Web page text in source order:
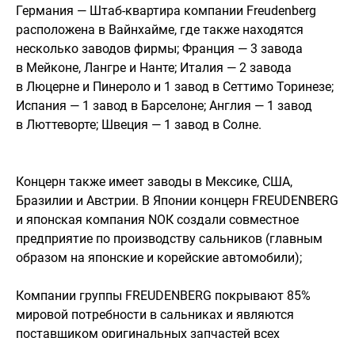
Германия — Штаб-квартира компании Freudenberg
расположена в Вайнхайме, где также находятся
несколько заводов фирмы; Франция — 3 завода
в Мейконе, Лангре и Нанте; Италия — 2 завода
в Люцерне и Пинероло и 1 завод в Сеттимо Торинезе;
Испания — 1 завод в Барселоне; Англия — 1 завод
в Люттеворте; Швеция — 1 завод в Солне.
Концерн также имеет заводы в Мексике, США,
Бразилии и Австрии. В Японии концерн FREUDENBERG
и японская компания NОК создали совместное
предприятие по производству сальников (главным
образом на японские и корейские автомобили);
Компании группы FREUDENBERG покрывают 85%
мировой потребности в сальниках и являются
поставщиком оригинальных запчастей всех